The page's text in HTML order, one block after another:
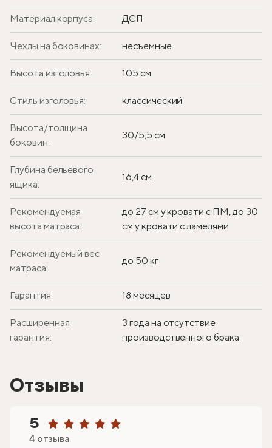
Материал корпуса: ДСП
Чехлы на боковинах: несъемные
Высота изголовья: 105 см
Стиль изголовья: классический
Высота/толщина
боковин:
30/5,5 см
Глубина бельевого
ящика:
16,4 см
Рекомендуемая
высота матраса:
до 27 см у кровати с ПМ, до 30
см у кровати с ламелями
Рекомендуемый вес
матраса:
до 50 кг
Гарантия: 18 месяцев
Расширенная
гарантия:
3 года на отсутствие
производственного брака
Отзывы
5
4 отзыва